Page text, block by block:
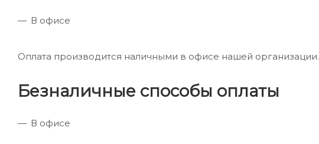
В офисе
Оплата производится наличными в офисе нашей организации.
Безналичные способы оплаты
В офисе